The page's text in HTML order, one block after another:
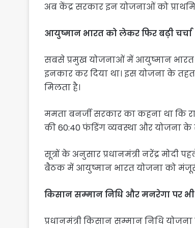
अब केंद्र सरकार इन योजनाओं को
आयुष्मान भारत को लेकर फिर बढ़ी चर्चा
सबसे प्रमुख योजनाओं में आयुष्मान भारत
इनकार कर दिया था। इस योजना के
मिलता है।
ममता बनर्जी सरकार का कहना था कि
की 60:40 फंडिंग व्यवस्था और योजना के
सूत्रों के अनुसार प्रधानमंत्री नरेंद्र
बैठक में आयुष्मान भारत योजना को
किसान सम्मान निधि और मनरेगा पर
प्रधानमंत्री किसान सम्मान निधि